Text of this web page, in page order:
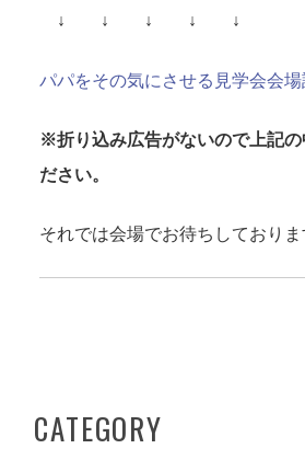
↓ ↓ ↓ ↓ ↓
パパをその気にさせる見学会会場
※折り込み広告がないので上記の
ださい。
それでは会場でお待ちしており
CATEGORY